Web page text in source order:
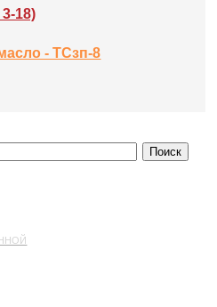
18)
- ТСзп-8